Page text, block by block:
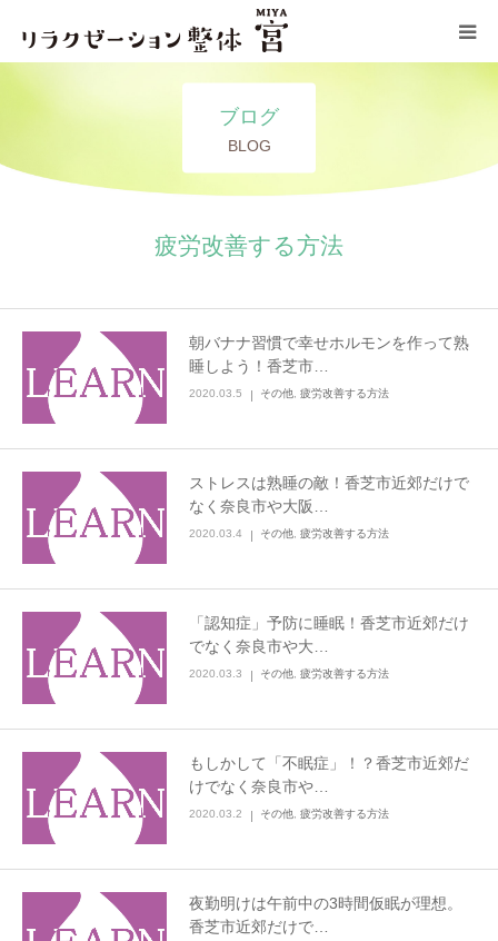
ブログ
BLOG
疲労改善する方法
朝バナナ習慣で幸せホルモンを作って熟
睡しよう！香芝市…
2020.03.5 その他 疲労改善する方法
ストレスは熟睡の敵！香芝市近郊だけで
なく奈良市や大阪…
2020.03.4 その他 疲労改善する方法
「認知症」予防に睡眠！香芝市近郊だけ
でなく奈良市や大…
2020.03.3 その他 疲労改善する方法
もしかして「不眠症」！？香芝市近郊だ
けでなく奈良市や…
2020.03.2 その他 疲労改善する方法
夜勤明けは午前中の3時間仮眠が理想。
香芝市近郊だけで…
お問い合わせ